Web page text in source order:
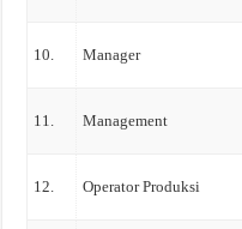
10. Manager
11. Management
12. Operator Produksi